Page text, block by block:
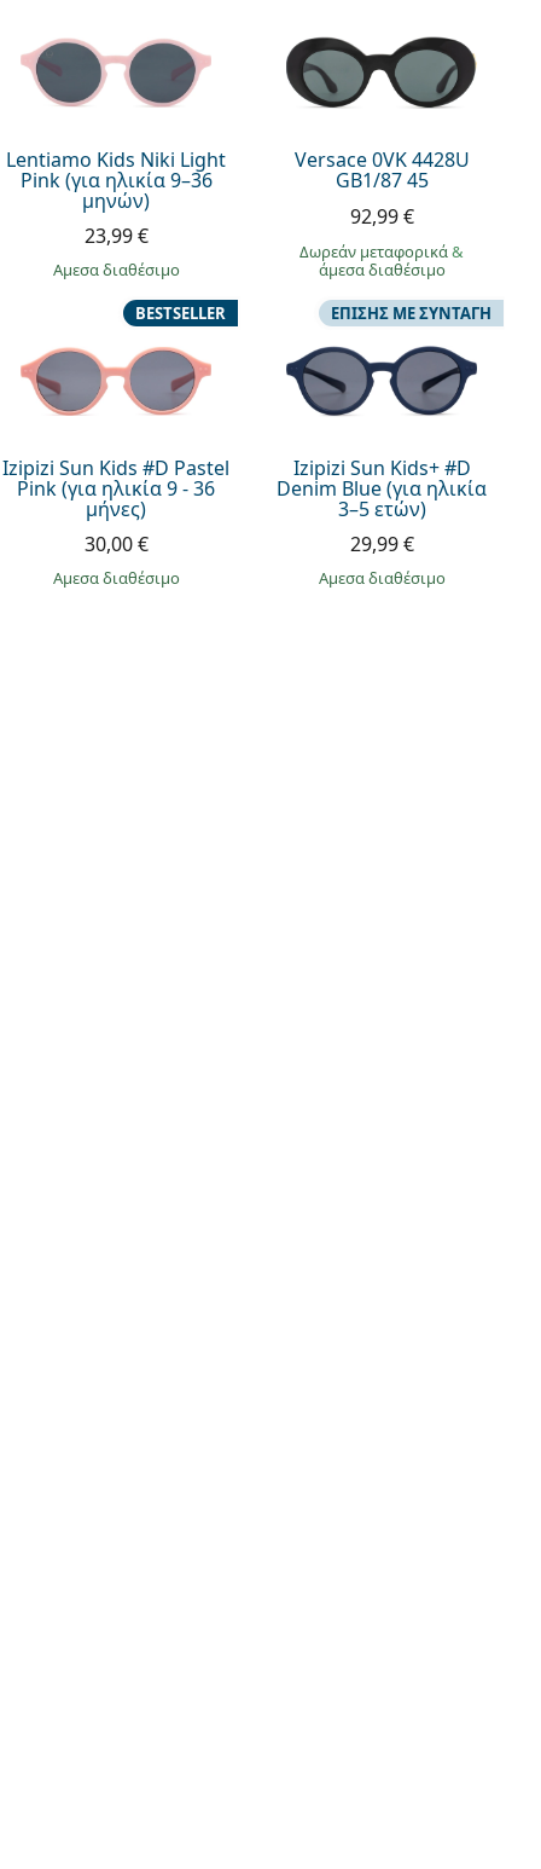
Lentiamo Kids Niki Light
Pink (για ηλικία 9–36
μηνών)
23,99 €
άμεσα διαθέσιμο
Versace 0VK 4428U
GB1/87 45
92,99 €
Δωρεάν μεταφορικά&
άμεσα διαθέσιμο
Izipizi Sun Kids #D Pastel
Pink (για ηλικία 9 - 36
μήνες)
BESTSELLER
30,00 €
άμεσα διαθέσιμο
Izipizi Sun Kids+ #D
Denim Blue (για ηλικία
3–5 ετών)
ΕΠΊΣΗΣ ΜΕ ΣΥΝΤΑΓΉ
29,99 €
άμεσα διαθέσιμο